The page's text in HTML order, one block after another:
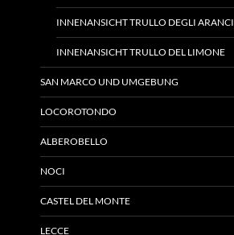
INNENANSICHT TRULLO DEGLI ARANCI
INNENANSICHT TRULLO DEL LIMONE
SAN MARCO UND UMGEBUNG
LOCOROTONDO
ALBEROBELLO
NOCI
CASTEL DEL MONTE
LECCE